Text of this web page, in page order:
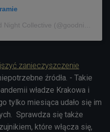
zanieczyszczenie
źródła. - Takie
władze Krakowa i
tylko miesiąca udało się im
Sprawdza się także
które włącza się,